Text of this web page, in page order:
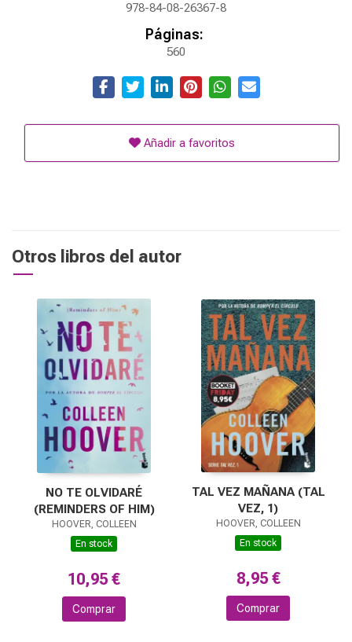
978-84-08-26367-8
Páginas:
560
Añadir a favoritos
Otros libros del autor
NO TE OLVIDARÉ
(REMINDERS OF HIM)
HOOVER, COLLEEN
En stock
10,95 €
Comprar
TAL VEZ MAÑANA (TAL
VEZ, 1)
HOOVER, COLLEEN
En stock
8,95 €
Comprar